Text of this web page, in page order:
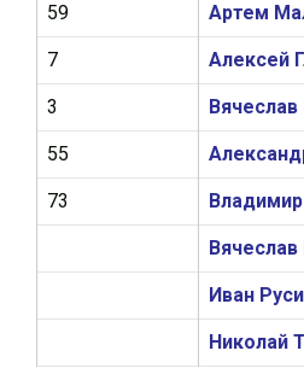
Артем
Алексей
Иван
Николай
59
7
3
55
73